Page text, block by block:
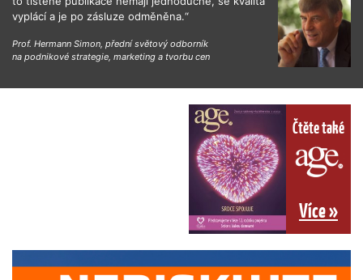
vyplácí a je po zásluze odměněna.“
Prof. Hermann Simon, přední světový odborník
na podnikové strategie, marketing a tvorbu cen
Čtěte také
Více »